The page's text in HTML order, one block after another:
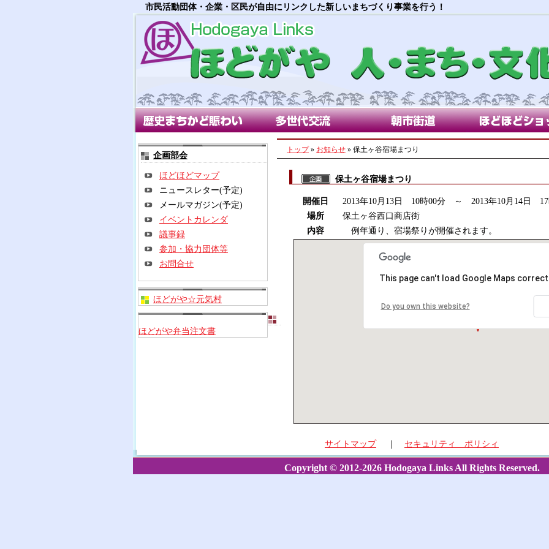
市民活動団体・企業・区民が自由にリンクした新しいまちづくり事業を行う！
多世代交流部会 朝市街道部会 ほどほどショップ
トップ» お知らせ » 保土ヶ谷宿場まつり
保土ヶ谷宿場まつり
開催日
2013年10月13日 10時00分 ～ 2013年10月14日 17
場所
保土ヶ谷西口商店街
内容
例年通り、宿場祭りが開催されます。
This page can't load Google Maps
Do you own this website?
企画部会
ほどほどマップ
ニュースレター(予定)
メールマガジン(予定)
イベントカレンダ
議事録
参加・協力団体等
お問合せ
ほどがや☆元気村
ほどがや弁当注文書
サイトマップ｜ セキュリティ ポリシィ
Copyright © 2012-2026 Hodogaya Links All Rights Reserved.